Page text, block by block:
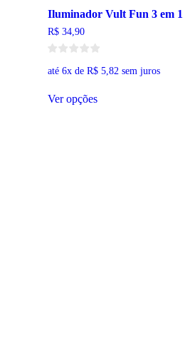
Iluminador Vult Fun 3 em 1
R$ 34,90
até 6x deR$ 5,82 sem juros
Ver opçõesproduto